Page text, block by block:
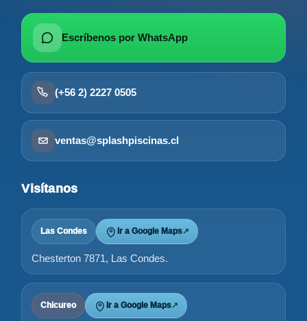
Escríbenos por WhatsApp
(+56 2) 2227 0505
ventas@splashpiscinas.cl
Visítanos
Las Condes Ir a Google Maps↗
Chesterton 7871, Las Condes.
Chicureo Ir a Google Maps↗